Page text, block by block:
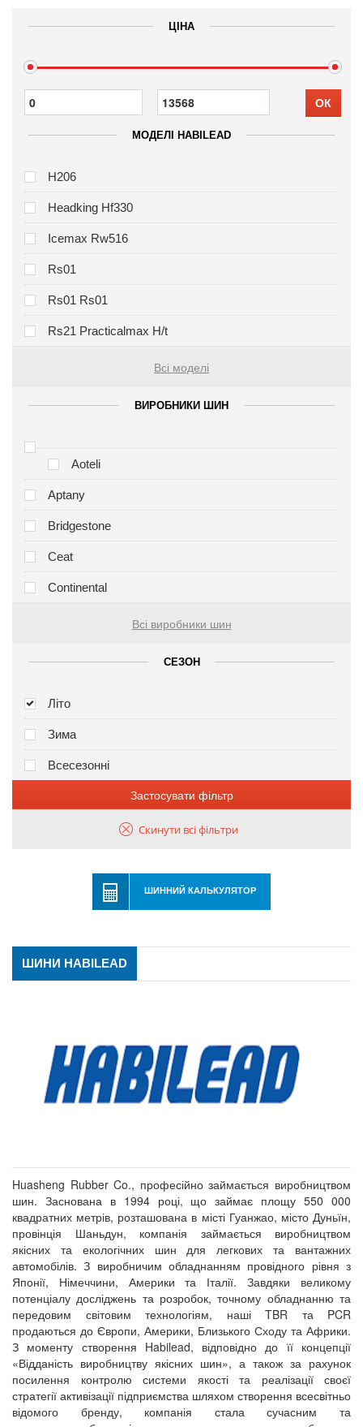
ЦІНА
ОК
МОДЕЛІ HABILEAD
H206
Headking Hf330
Icemax Rw516
Rs01
Rs01 Rs01
Rs21 Practicalmax H/t
Всі моделі
ВИРОБНИКИ ШИН
Aoteli
Aptany
Bridgestone
Ceat
Continental
Всі виробники шин
СЕЗОН
Літо
Зима
Всесезонні
Застосувати фільтр
Скинути всі фільтри
ШИННИЙ КАЛЬКУЛЯТОР
ШИНИ HABILEAD
Huasheng Rubber Co., професійно займається виробництвом
шин. Заснована в 1994 році, що займає площу 550 000
квадратних метрів, розташована в місті Гуанжао, місто Дуньїн,
провінція Шаньдун, компанія займається виробництвом
якісних та екологічних шин для легкових та вантажних
автомобілів. З виробничим обладнанням провідного рівня з
Японії, Німеччини, Америки та Італії. Завдяки великому
потенціалу досліджень та розробок, точному обладнанню та
передовим світовим технологіям, наші TBR та PCR
продаються до Європи, Америки, Близького Сходу та Африки.
З моменту створення Habilead, відповідно до її концепції
«Відданість виробництву якісних шин», а також за рахунок
посилення контролю системи якості та реалізації своєї
стратегії активізації підприємства шляхом створення всесвітньо
відомого бренду, компанія стала сучасним та